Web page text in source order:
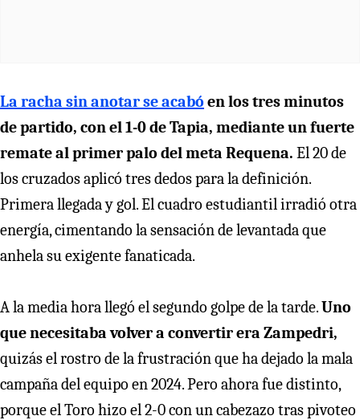
La racha sin anotar se acabó en los tres minutos
de partido, con el 1-0 de Tapia, mediante un fuerte
remate al primer palo del meta Requena. El 20 de
los cruzados aplicó tres dedos para la definición.
Primera llegada y gol. El cuadro estudiantil irradió otra
energía, cimentando la sensación de levantada que
anhela su exigente fanaticada.
A la media hora llegó el segundo golpe de la tarde.Uno
que necesitaba volver a convertir era Zampedri,
quizás el rostro de la frustración que ha dejado la mala
campaña del equipo en 2024. Pero ahora fue distinto,
porque el Toro hizo el 2-0 con un cabezazo tras pivoteo